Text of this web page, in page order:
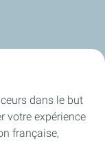
dans le but
votre expérience
française,